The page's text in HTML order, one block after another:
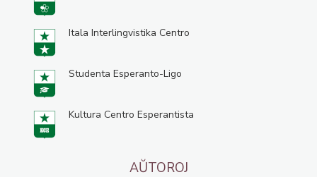
Itala Interlingvistika Centro
Studenta Esperanto-Ligo
Kultura Centro Esperantista
AŬTOROJ